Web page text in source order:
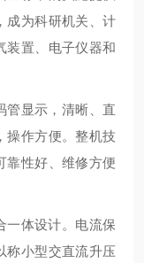
成为科研机关、计
装置、电子仪器和
管显示，清晰、直
操作方便。整机技
靠性好、维修方便
一体设计。电流保
称小型交直流升压